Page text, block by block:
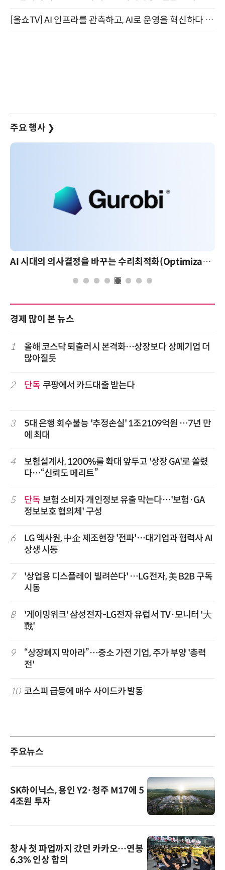
[올쇼TV] AI 인프라를 관측하고, AI로 운영을 혁신하다 (8월 11일 생방송)
주요 행사 ❯
AI 시대의 의사결정을 바꾸는 수리최적화(Optimization): 실제 산업 적용 사례와 활용 전략
경제 많이 본 뉴스
1
올해 코스닥 퇴출러시 본격화…상장보다 상폐기업 더
많아질듯
2 단독 쿠팡에서 카드대출 받는다
3
5대 은행 회수불능 '추정손실' 1조2109억원 …7년 만
에 최대
4
보험설계사, 1200%룰 확대 앞두고 '상장 GA'로 쏠렸
다…“신뢰도 메리트”
5 단독 보험 소비자 개인정보 유출 막는다…'보험·GA
정보보호 협의체' 구성
6
LG 엑사원, 中企 제조현장 '전파'…대기업과 협력사 AI
상생 시동
7
'상업용 디스플레이 빌려쓴다' …LG전자, 美 B2B 구독
시동
8
'게이밍위크' 삼성전자-LG전자 유럽서 TV·모니터 '大
戰'
9
“상장폐지 막아라”…중소 가전 기업, 주가 부양 '총력
전'
10 코스피 급등에 매수 사이드카 발동
주요뉴스
SK하이닉스, 용인 Y2·청주 M17에 5
4조원 투자
창사 첫 파업까지 갔던 카카오…연봉
6.3% 인상 합의